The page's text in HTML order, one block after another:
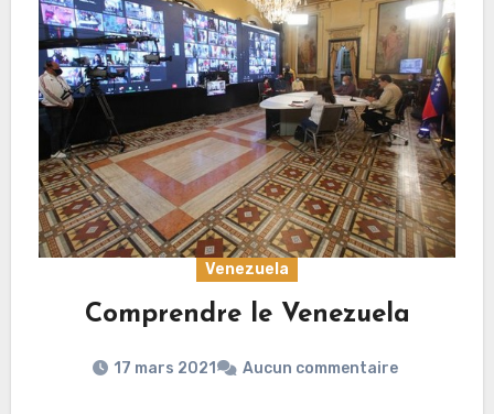
Venezuela
Comprendre le Venezuela
17 mars 2021 Aucun commentaire